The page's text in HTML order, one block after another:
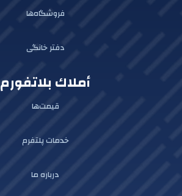
فروشگاه‌ها
دفتر خانگی
أملاك بلاتفورم
قیمت‌ها
خدمات پلتفرم
درباره ما